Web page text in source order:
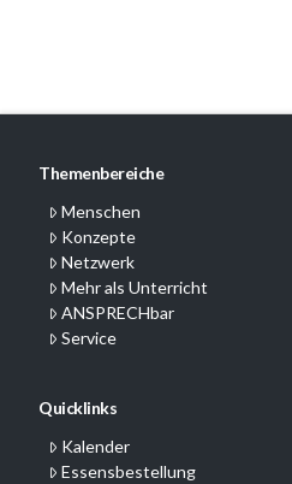
Themenbereiche
Menschen
Konzepte
Netzwerk
Mehr als Unterricht
ANSPRECHbar
Service
Quicklinks
Kalender
Essensbestellung